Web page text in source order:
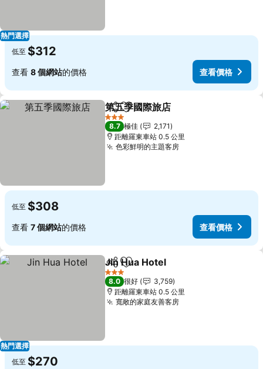
熱門選擇
低至 $312
查看 8 個網站的價格 查看價格
分享 放到收藏夾
第五季國際旅店
3 星級
8.7 極佳
2,171
距離羅東車站 0.5 公里
色彩鮮明的主題客房查看價格
低至 $308
查看 7 個網站的價格 查看價格
熱門選擇
分享 放到收藏夾
Jin Hua Hotel
3 星級
8.0 很好
3,759
距離羅東車站 0.5 公里
寬敞的家庭友善客房查看價格
低至 $270